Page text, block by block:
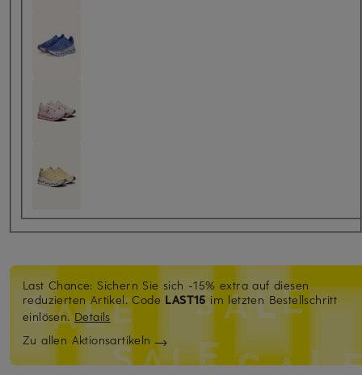
Last Chance: Sichern Sie sich -15% extra auf diesen
reduzierten Artikel. Code LAST15im letzten Bestellschritt
einlösen.Details
Zu allen Aktionsartikeln